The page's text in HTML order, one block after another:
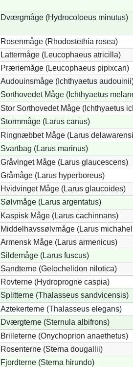
Dværgmåge (Hydrocoloeus minutus)
Rosenmåge (Rhodostethia rosea)
Lattermåge (Leucophaeus atricilla)
Præriemåge (Leucophaeus pipixcan)
Audouinsmåge (Ichthyaetus
Sorthovedet Måge (Ichthyaetus
Stor Sorthovedet Måge (Ichthyaetus
Stormmåge (Larus canus)
Ringnæbbet Måge (Larus
Svartbag (Larus marinus)
Gråvinget Måge (Larus glaucescens)
Gråmåge (Larus hyperboreus)
Hvidvinget Måge (Larus glaucoides)
Sølvmåge (Larus argentatus)
Kaspisk Måge (Larus cachinnans)
Middelhavssølvmåge (Larus
Armensk Måge (Larus armenicus)
Sildemåge (Larus fuscus)
Sandterne (Gelochelidon nilotica)
Rovterne (Hydroprogne caspia)
Splitterne (Thalasseus sandvicensis)
Aztekerterne (Thalasseus elegans)
Dværgterne (Sternula albifrons)
Brilleterne (Onychoprion anaethetus)
Rosenterne (Sterna dougallii)
Fjordterne (Sterna hirundo)